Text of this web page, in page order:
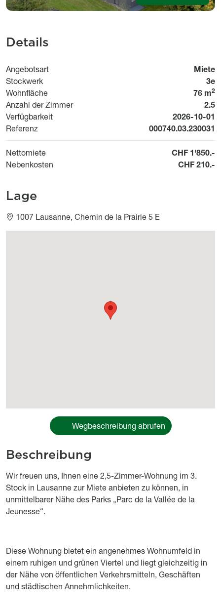
Details
Angebotsart
Miete
Stockwerk
3e
Wohnfläche
76 m2
Anzahl der Zimmer
2.5
Verfügbarkeit
Available
2026-10-01
Referenz
000740.03.230031
Nettomiete
CHF 1'850.-
Nebenkosten
CHF 210.-
Lage
1007 Lausanne, Chemin de la Prairie 5 E
Wegbeschreibung abrufen
Beschreibung
Object description
Wir freuen uns, Ihnen eine 2,5-Zimmer-Wohnung im 3.
Stock in Lausanne zur Miete anbieten zu können, in
unmittelbarer Nähe des Parks „Parc de la Vallée de la
Jeunesse“.
Diese Wohnung bietet ein angenehmes Wohnumfeld in
einem ruhigen und grünen Viertel und liegt gleichzeitig in
der Nähe von öffentlichen Verkehrsmitteln, Geschäften
und städtischen Annehmlichkeiten.